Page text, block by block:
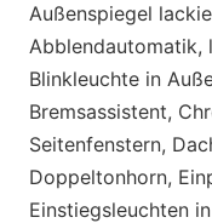
Außenspiegel
Abblendautomatik,
Blinkleuchte in
Bremsassistent,
Seitenfenstern,
Doppeltonhorn,
Einstiegsleuchten